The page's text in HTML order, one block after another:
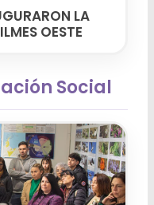
LA
OESTE
Social